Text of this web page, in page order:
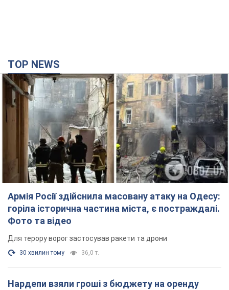
TOP NEWS
Армія Росії здійснила масовану атаку на Одесу:
горіла історична частина міста, є постраждалі.
Фото та відео
Для терору ворог застосував ракети та дрони
30 хвилин тому 36,0 т.
Нардепи взяли гроші з бюджету на оренду